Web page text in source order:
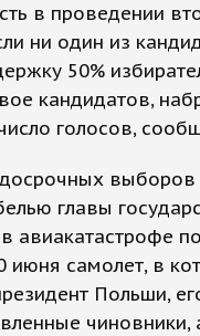
в проведении
ни один из
50%
кандидатов,
голосов,
главы
авиакатастрофе
июня самолет, в
Польши,
чиновники,